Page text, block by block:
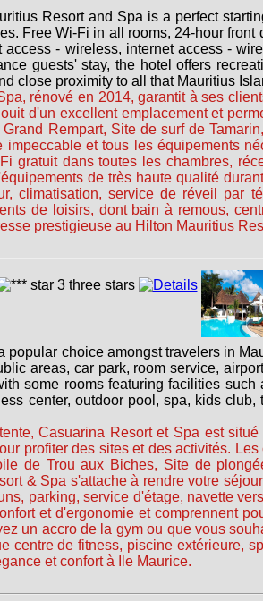
Resort and Spa is a perfect
Free Wi-Fi in all rooms, 24-hour
access - wireless, internet access -
guests' stay, the hotel offers
close proximity to all that Mauritius
rénové en 2014, garantit à ses
d'un excellent emplacement et
Rempart, Site de surf de
impeccable et tous les équipements
gratuit dans toutes les chambres,
de très haute qualité
climatisation, service de réveil
de loisirs, dont bain à remous,
prestigieuse au Hilton Mauritius
popular choice amongst travelers in
areas, car park, room service,
some rooms featuring facilities
center, outdoor pool, spa, kids
Casuarina Resort et Spa est
profiter des sites et des activités.
de Trou aux Biches, Site de
& Spa s'attache à rendre votre
parking, service d'étage, navette
et d'ergonomie et comprennent
un accro de la gym ou que vous
centre de fitness, piscine extérieure,
et confort à Ile Maurice.